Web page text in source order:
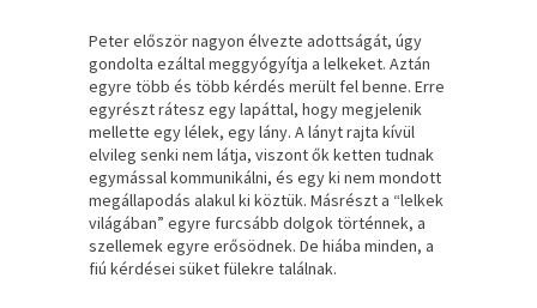
Peter először nagyon élvezte adottságát, úgy
gondolta ezáltal meggyógyítja a lelkeket. Aztán
egyre több és több kérdés merült fel benne. Erre
egyrészt rátesz egy lapáttal, hogy megjelenik
mellette egy lélek, egy lány. A lányt rajta kívül
elvileg senki nem látja, viszont ők ketten tudnak
egymással kommunikálni, és egy ki nem mondott
megállapodás alakul ki köztük. Másrészt a “lelkek
világában” egyre furcsább dolgok történnek, a
szellemek egyre erősödnek. De hiába minden, a
fiú kérdései süket fülekre találnak.